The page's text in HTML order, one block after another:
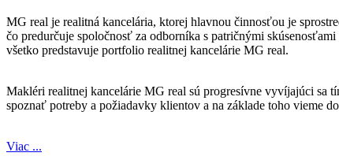
MG real je realitná kancelária, ktorej hlavnou činnosťou je
čo predurčuje spoločnosť za odborníka s patričnými
všetko predstavuje portfolio realitnej kancelárie MG real.
Makléri realitnej kancelárie MG real sú progresívne vyvíjajúci sa
spoznať potreby a požiadavky klientov a na základe toho vieme
Viac ...